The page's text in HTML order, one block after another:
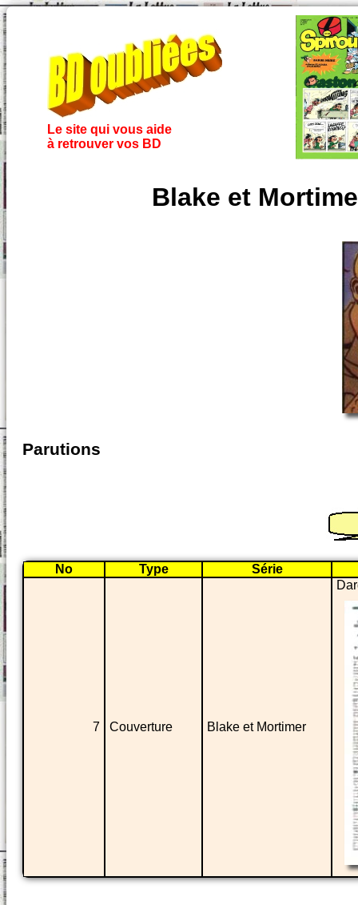
Le site qui vous aide
à retrouver vos BD
Blake et
Parutions
No Type Série
7 Couverture Blake et Mortimer